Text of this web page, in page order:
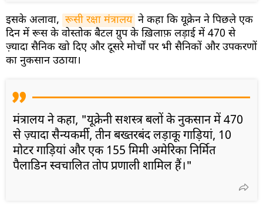
इसके अलावा, रूसी रक्षा मंत्रालय ने कहा कि यूक्रेन ने पिछले एक
दिन में रूस के वोस्तोक बैटल ग्रुप के ख़िलाफ़ लड़ाई में 470 से
ज़्यादा सैनिक खो दिए और दूसरे मोर्चों पर भी सैनिकों और उपकरणों
का नुकसान उठाया।
मंत्रालय ने कहा, "यूक्रेनी सशस्त्र बलों के नुकसान में 470
से ज़्यादा सैन्यकर्मी, तीन बख्तरबंद लड़ाकू गाड़ियां, 10
मोटर गाड़ियां और एक 155 मिमी अमेरिका निर्मित
पैलाडिन स्वचालित तोप प्रणाली शामिल हैं।"